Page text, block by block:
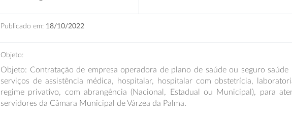
Publicado em: 18/10/2022
Objeto:
Objeto: Contratação de empresa operadora de plano de saúde ou seguro saúde
serviços de assistência médica, hospitalar, hospitalar com obstetrícia,
regime privativo, com abrangência (Nacional, Estadual ou Municipal), para
servidores da Câmara Municipal de Várzea da Palma.